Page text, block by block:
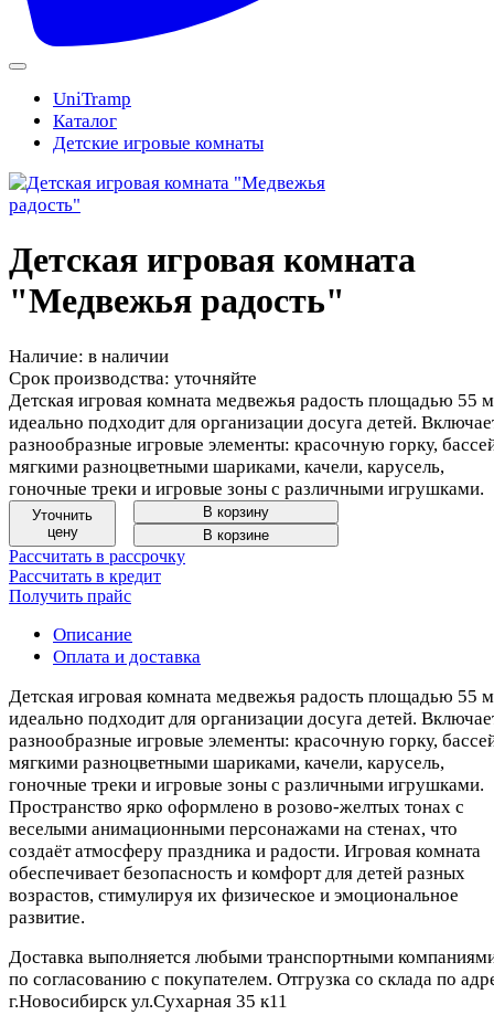
UniTramp
Каталог
Детские игровые комнаты
Детская игровая комната
"Медвежья радость"
Наличие: в наличии
Срок производства: уточняйте
Детская игровая комната медвежья радость площадью 55
идеально подходит для организации досуга детей.
разнообразные игровые элементы: красочную горку,
мягкими разноцветными шариками, качели, карусель,
гоночные треки и игровые зоны с различными игрушками.
Уточнить
цену
В корзину
В корзине
Рассчитать в рассрочку
Рассчитать в кредит
Получить прайс
Описание
Оплата и доставка
Детская игровая комната медвежья радость площадью 55
идеально подходит для организации досуга детей.
разнообразные игровые элементы: красочную горку,
мягкими разноцветными шариками, качели, карусель,
гоночные треки и игровые зоны с различными игрушками.
Пространство ярко оформлено в розово-желтых тонах с
веселыми анимационными персонажами на стенах, что
создаёт атмосферу праздника и радости. Игровая комната
обеспечивает безопасность и комфорт для детей разных
возрастов, стимулируя их физическое и эмоциональное
развитие.
Доставка выполняется любыми транспортными
по согласованию с покупателем. Отгрузка со склада по
г.Новосибирск ул.Сухарная 35 к11